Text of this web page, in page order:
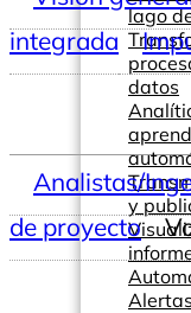
lago
datos
y
Alertas
integrada
Analistas/
de proyecto